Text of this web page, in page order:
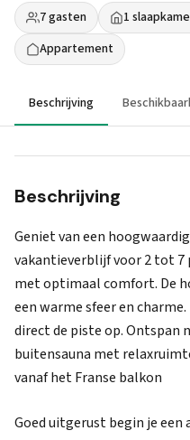
7 gasten 1
Appartement
Beschrijving
Beschrijving
Geniet van een
vakantieverblijf voor 2 tot
met optimaal comfort. De
een warme sfeer en
direct de piste op. Ontspan
buitensauna met
vanaf het Franse balkon
Goed uitgerust begin je een